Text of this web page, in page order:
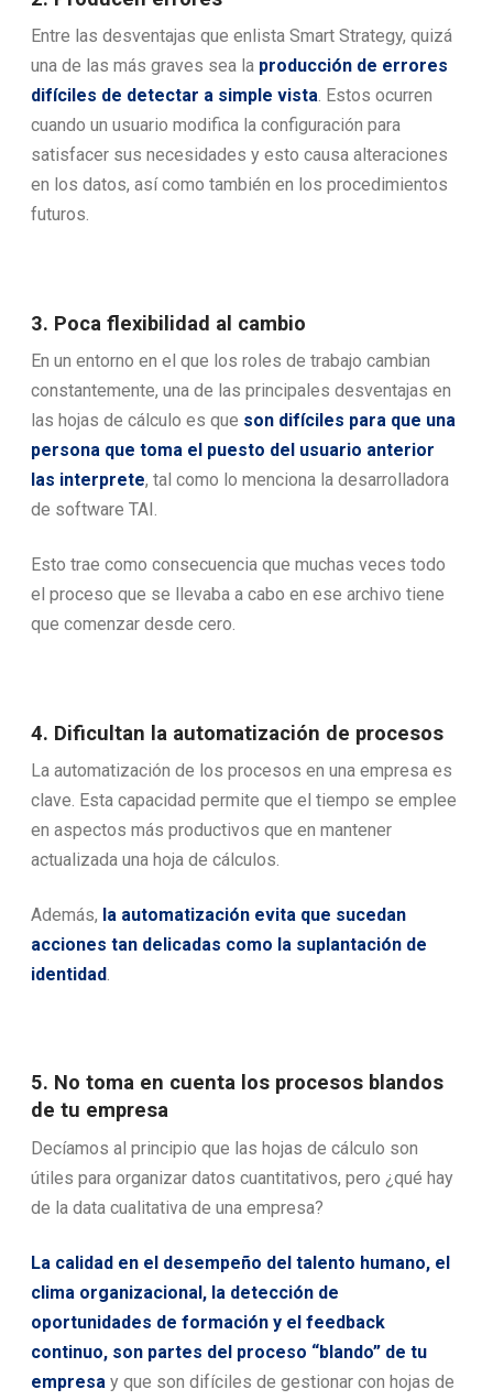
Entre las desventajas que enlista Smart Strategy, quizá
una de las más graves sea la producción de errores
difíciles de detectar a simple vista. Estos ocurren
cuando un usuario modifica la configuración para
satisfacer sus necesidades y esto causa alteraciones
en los datos, así como también en los procedimientos
futuros.
3. Poca flexibilidad al cambio
En un entorno en el que los roles de trabajo cambian
constantemente, una de las principales desventajas en
las hojas de cálculo es que son difíciles para que una
persona que toma el puesto del usuario anterior
las interprete, tal como lo menciona la desarrolladora
de software TAI.
Esto trae como consecuencia que muchas veces todo
el proceso que se llevaba a cabo en ese archivo tiene
que comenzar desde cero.
4. Dificultan la automatización de procesos
La automatización de los procesos en una empresa es
clave. Esta capacidad permite que el tiempo se emplee
en aspectos más productivos que en mantener
actualizada una hoja de cálculos.
Además, la automatización evita que sucedan
acciones tan delicadas como la suplantación de
identidad.
5. No toma en cuenta los procesos blandos
de tu empresa
Decíamos al principio que las hojas de cálculo son
útiles para organizar datos cuantitativos, pero ¿qué hay
de la data cualitativa de una empresa?
La calidad en el desempeño del talento humano, el
clima organizacional, la detección de
oportunidades de formación y el feedback
continuo, son partes del proceso “blando” de tu
empresa y que son difíciles de gestionar con hojas de